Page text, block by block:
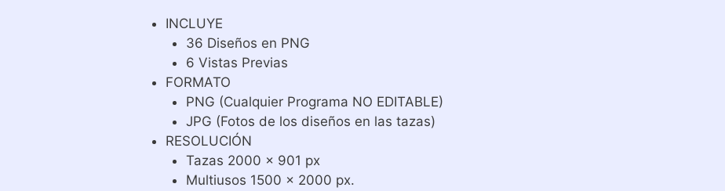
INCLUYE
36 Diseños en PNG
6 Vistas Previas
FORMATO
PNG (Cualquier Programa NO EDITABLE)
JPG (Fotos de los diseños en las tazas)
RESOLUCIÓN
Tazas 2000 x 901 px
Multiusos 1500 x 2000 px.